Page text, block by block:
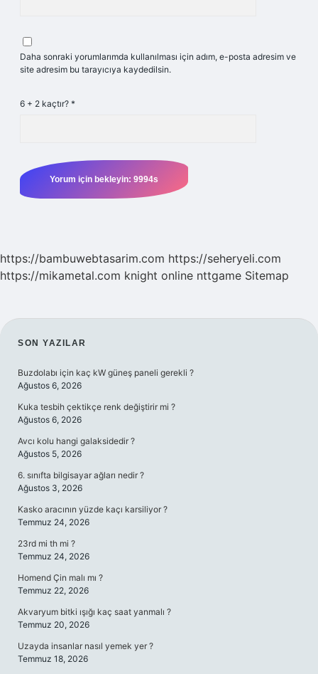
Daha sonraki yorumlarımda kullanılması için adım, e-posta adresim ve
site adresim bu tarayıcıya kaydedilsin.
6 + 2 kaçtır? *
https://bambuwebtasarim.com https://seheryeli.com
https://mikametal.com knight online nttgame Sitemap
SIDEBAR
SON YAZILAR
Buzdolabı için kaç kW güneş paneli gerekli ?
Ağustos 6, 2026
Kuka tesbih çektikçe renk değiştirir mi ?
Ağustos 6, 2026
Avcı kolu hangi galaksidedir ?
Ağustos 5, 2026
6. sınıfta bilgisayar ağları nedir ?
Ağustos 3, 2026
Kasko aracının yüzde kaçı karsiliyor ?
Temmuz 24, 2026
23rd mi th mi ?
Temmuz 24, 2026
Homend Çin malı mı ?
Temmuz 22, 2026
Akvaryum bitki ışığı kaç saat yanmalı ?
Temmuz 20, 2026
Uzayda insanlar nasıl yemek yer ?
Temmuz 18, 2026